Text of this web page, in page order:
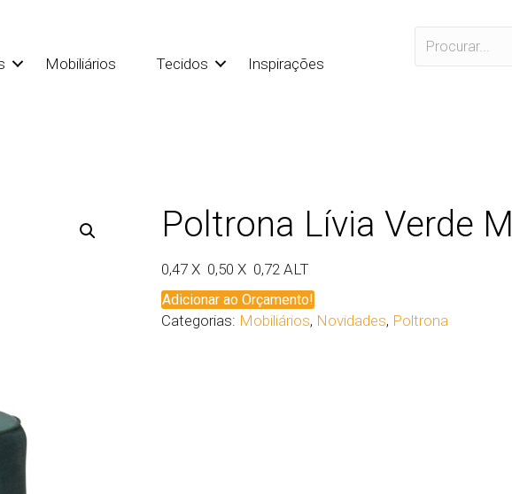
Mobiliários Tecidos
Inspirações
Poltrona Lívia Verde
0,47 X 0,50 X 0,72 ALT
Adicionar ao Orçamento!
Categorias: Mobiliários, Novidades, Poltrona